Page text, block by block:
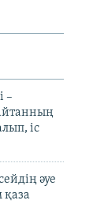
–
іс
әуе
қаза